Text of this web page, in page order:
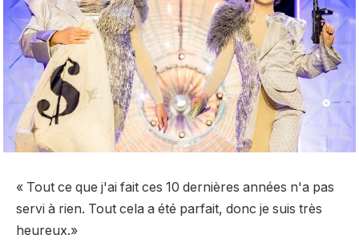
« Tout ce que j'ai fait ces 10 dernières années n'a pas
servi à rien. Tout cela a été parfait, donc je suis très
heureux.»